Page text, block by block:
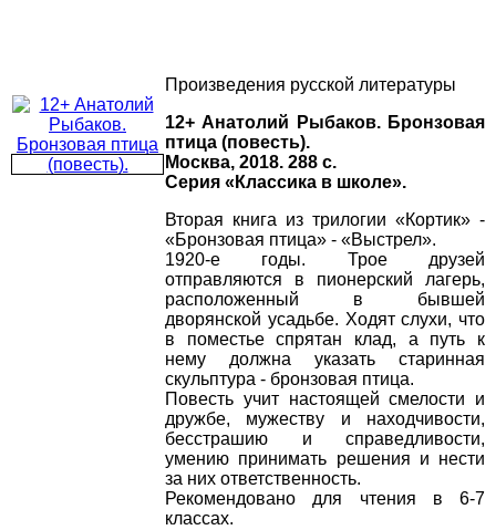
Произведения русской литературы
12+ Анатолий Рыбаков. Бронзовая
птица (повесть).
Москва, 2018. 288 с.
Серия «Классика в школе».
Вторая книга из трилогии «Кортик» -
«Бронзовая птица» - «Выстрел».
1920-е годы. Трое друзей
отправляются в пионерский лагерь,
расположенный в бывшей
дворянской усадьбе. Ходят слухи, что
в поместье спрятан клад, а путь к
нему должна указать старинная
скульптура - бронзовая птица.
Повесть учит настоящей смелости и
дружбе, мужеству и находчивости,
бесстрашию и справедливости,
умению принимать решения и нести
за них ответственность.
Рекомендовано для чтения в 6-7
классах.